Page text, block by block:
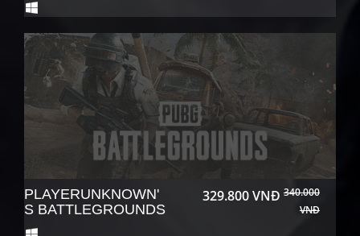
PLAYERUNKNOWN'
S BATTLEGROUNDS
329.800 VNĐ 340.000
VNĐ